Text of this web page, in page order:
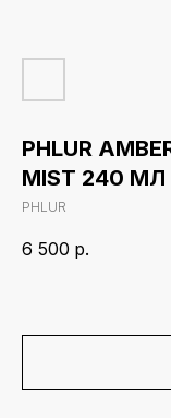
PHLUR
MIST 240 МЛ
PHLUR
6 500 р.